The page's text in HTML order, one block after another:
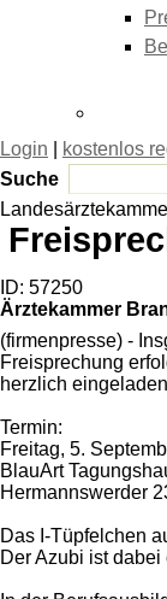
Login kostenlos
Suche
ID: 57250
Ärztekammer
(firmenpresse) -
Freisprechung
herzlich
Termin:
Freitag, 5.
BlauArt
Hermannswerder
Das I-Tüpfelchen
Der Azubi ist